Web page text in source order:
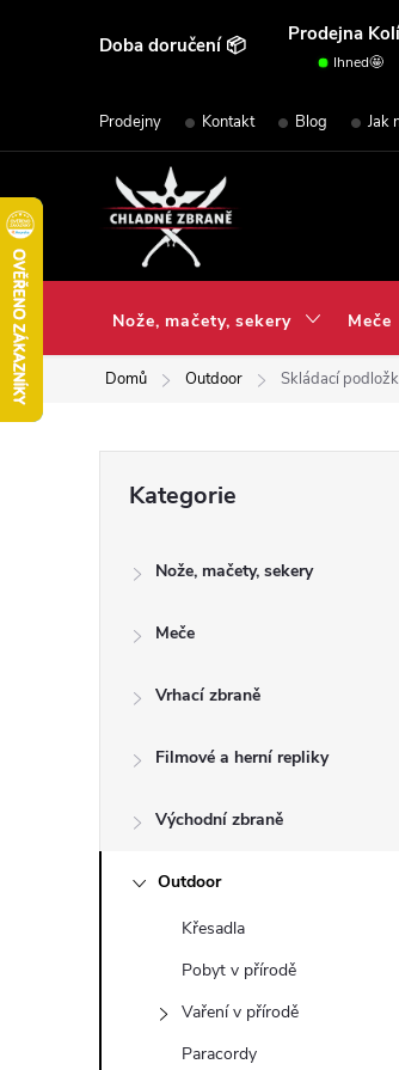
Doba doručení 📦 Prodejna
Ihned🤩
Prodejny Kontakt Blog Jak
Nože, mačety, sekery Meče
Domů Outdoor Skládací
n
kategorie
Kategorie
Nože, mačety, sekery
Meče
Vrhací zbraně
Filmové a herní repliky
Východní zbraně
Outdoor
Křesadla
Pobyt v přírodě
Vaření v přírodě
Paracordy